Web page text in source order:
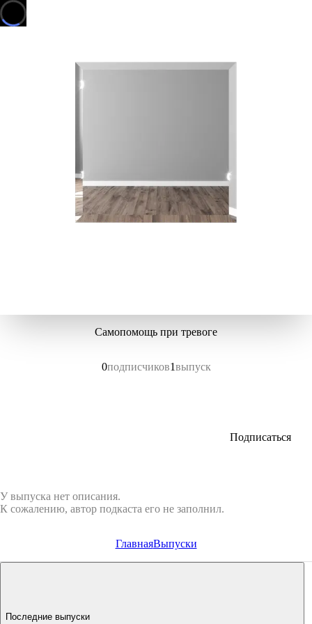
Самопомощь при тревоге
0подписчиков1выпуск
Подписаться
У выпуска нет описания.
К сожалению, автор подкаста его не заполнил.
ГлавнаяВыпуски
Последние выпуски